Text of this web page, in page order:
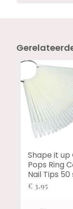
Shape it up
Pops Ring
Nail Tips 50
€ 3,95